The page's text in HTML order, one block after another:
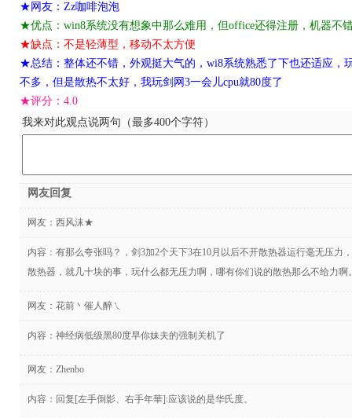
★网友：Zz咖啡泡泡
★优点：win8系统没有想象中那么难用，但office还得注册，机器不
★缺点：不是轻薄型，移动不太方便
★总结：整体还不错，外观挺大气的，wi8系统熟悉了下也还适应，
不多，但是散热不太好，我玩剑网3一会儿cpu就80度了
★评分： 4.0
我来对此观点说两句（最多400个字符）
网友回复
网友： 西风沫★
内容：有那么夸张吗？，剑3加2个天下3在10月以后不开散热器运行毫无压力
散热器，就几十块的事，玩什么都无压力啊，哪有你们说的散热那么不给力啊
网友： 花前丶催人醉ㄟ
内容：神经病低级黑80度早你妹夫的强制关机了
网友： Zhenbo
内容：回复[左手倒影、右手年華]:应该说的是华氏度。